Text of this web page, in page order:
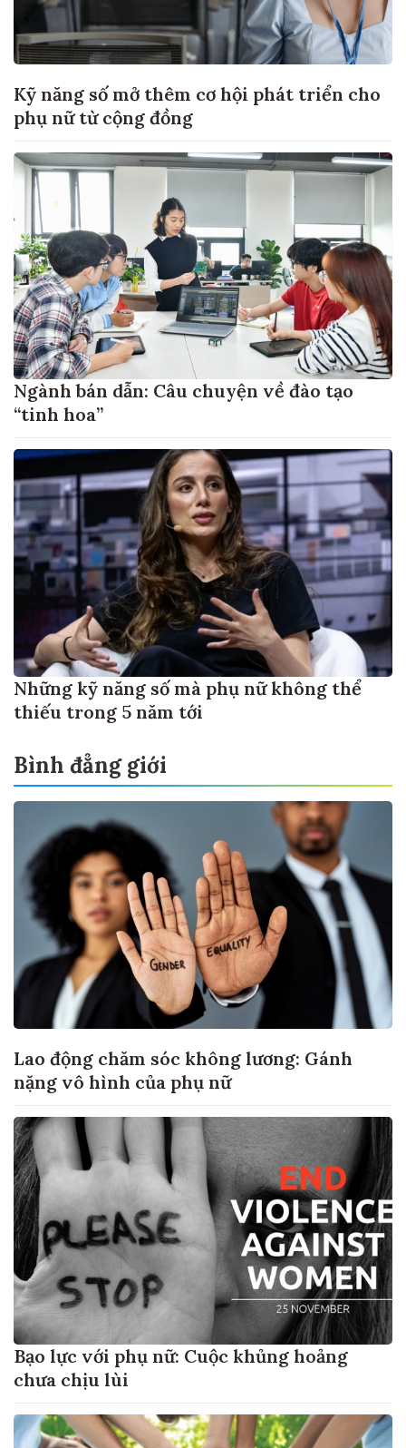
Kỹ năng số mở thêm cơ hội phát triển cho
phụ nữ từ cộng đồng
Ngành bán dẫn: Câu chuyện về đào tạo
“tinh hoa”
Những kỹ năng số mà phụ nữ không thể
thiếu trong 5 năm tới
Bình đẳng giới
Lao động chăm sóc không lương: Gánh
nặng vô hình của phụ nữ
Bạo lực với phụ nữ: Cuộc khủng hoảng
chưa chịu lùi